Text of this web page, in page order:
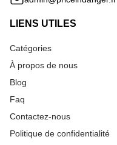
LIENS UTILES
Catégories
À propos de nous
Blog
Faq
Contactez-nous
Politique de confidentialité